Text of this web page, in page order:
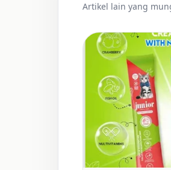
Artikel lain yang